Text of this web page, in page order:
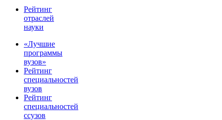
Рейтинг
отраслей
науки
«Лучшие
программы
вузов»
Рейтинг
специальностей
вузов
Рейтинг
специальностей
ссузов